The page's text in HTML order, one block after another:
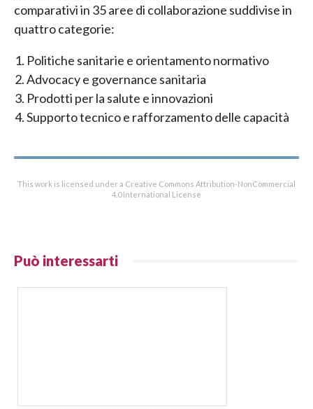
comparativi in 35 aree di collaborazione suddivise in
quattro categorie:
Politiche sanitarie e orientamento normativo
Advocacy e governance sanitaria
Prodotti per la salute e innovazioni
Supporto tecnico e rafforzamento delle capacità
This work is licensed under a Creative Commons Attribution-NonCommercial
4.0 International License
Può interessarti